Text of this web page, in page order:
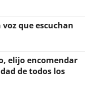
que escuchan
elijo encomendar
de todos los